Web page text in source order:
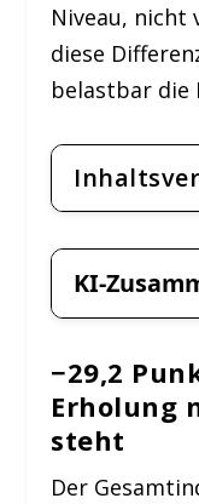
Niveau, nicht
diese
belastbar die
KI-
−29,2
Erholung
steht
Der